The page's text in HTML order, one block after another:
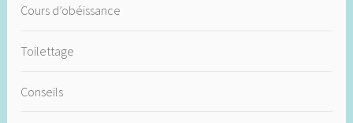
Cours d’obéissance
Toilettage
Conseils